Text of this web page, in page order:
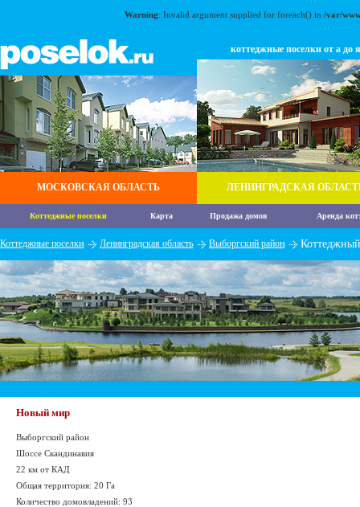
Warning: Invalid argument supplied for foreach() in /var/
МОСКОВСКАЯ ОБЛАСТЬ
коттеджные поселки от а до я
ЛЕНИНГРАДСКАЯ
Коттеджные поселки Карта Продажа домов Аренда
Коттеджные поселки Ленинградская область Выборгский район
Новый мир
Выборгский район
Шоссе Скандинавия
22 км от КАД
Общая территория: 20 Га
Количество домовладений: 93